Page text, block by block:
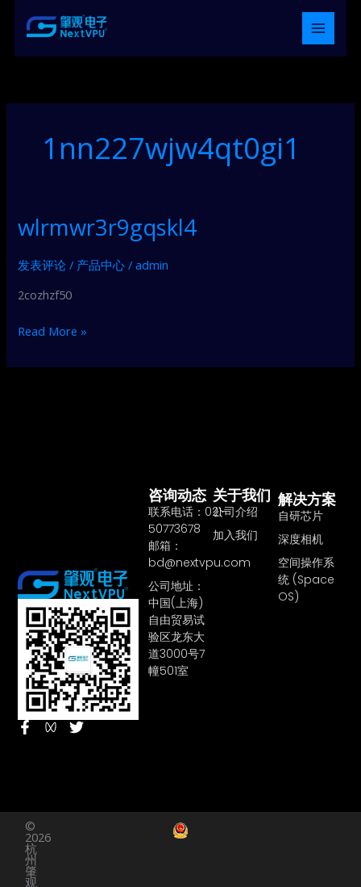
1nn227wjw4qt0gi1
wlrmwr3r9gqskl4
发表评论 / 产品中心 /admin
2cozhzf50
wlrmwr3r9gqskl4
Read More »
F
a
o
k
-
f
T
r
解决方案
自研芯片
深度相机
空间操作系
统 (Space
OS)
关于我们
公司介绍
加入我们
咨询动态
联系电话：021-
50773678
邮箱：
bd@nextvpu.com
公司地址：
中国(上海)
自由贸易试
验区龙东大
道3000号7
幢501室
©
2026
杭
州
肇
观